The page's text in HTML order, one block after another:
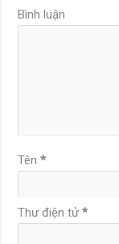
Bình luận
Tên*
Thư điện tử*